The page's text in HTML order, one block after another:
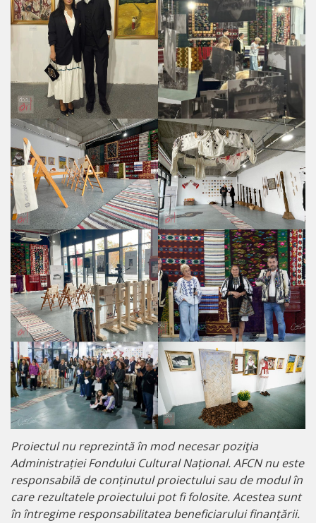
Proiectul nu reprezintă în mod necesar poziţia
Administrației Fondului Cultural Național. AFCN nu este
responsabilă de conținutul proiectului sau de modul în
care rezultatele proiectului pot fi folosite. Acestea sunt
în întregime responsabilitatea beneficiarului finanțării.